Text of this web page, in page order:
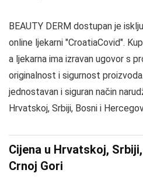
BEAUTY DERM dostupan je
online ljekarni "CroatiaCovid".
a ljekarna ima izravan ugovor s
originalnost i sigurnost
jednostavan i siguran način
Hrvatskoj, Srbiji, Bosni i
Cijena u Hrvatskoj,
Crnoj Gori